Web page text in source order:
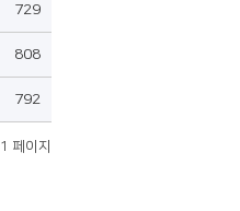
729
808
792
1 페이지